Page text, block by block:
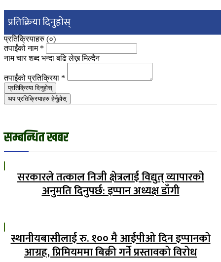
प्रतिक्रिया दिनुहोस्
प्रतिक्रियाहरु (०)
तपाईंको नाम *
नाम चार शब्द भन्दा बढि लेख्न मिल्दैन
तपाईंको प्रतिक्रिया *
प्रतिक्रिया दिनुहोस्
थप प्रतिक्रियाहरु हेर्नुहोस्
सम्बन्धित खबर
सरकारले तत्काल निजी क्षेत्रलाई विद्युत् व्यापारको
अनुमति दिनुपर्छ: इप्पान अध्यक्ष डाँगी
स्थानीयबासीलाई रु. १०० मै आईपीओ दिन इप्पानको
आग्रह, प्रिमियममा बिक्री गर्ने प्रस्तावको विरोध